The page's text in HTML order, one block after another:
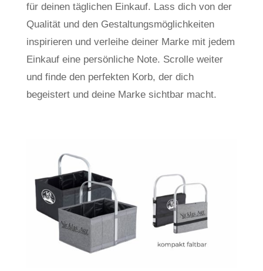
für deinen täglichen Einkauf. Lass dich von der
Qualität und den Gestaltungsmöglichkeiten
inspirieren und verleihe deiner Marke mit jedem
Einkauf eine persönliche Note. Scrolle weiter
und finde den perfekten Korb, der dich
begeistert und deine Marke sichtbar macht.